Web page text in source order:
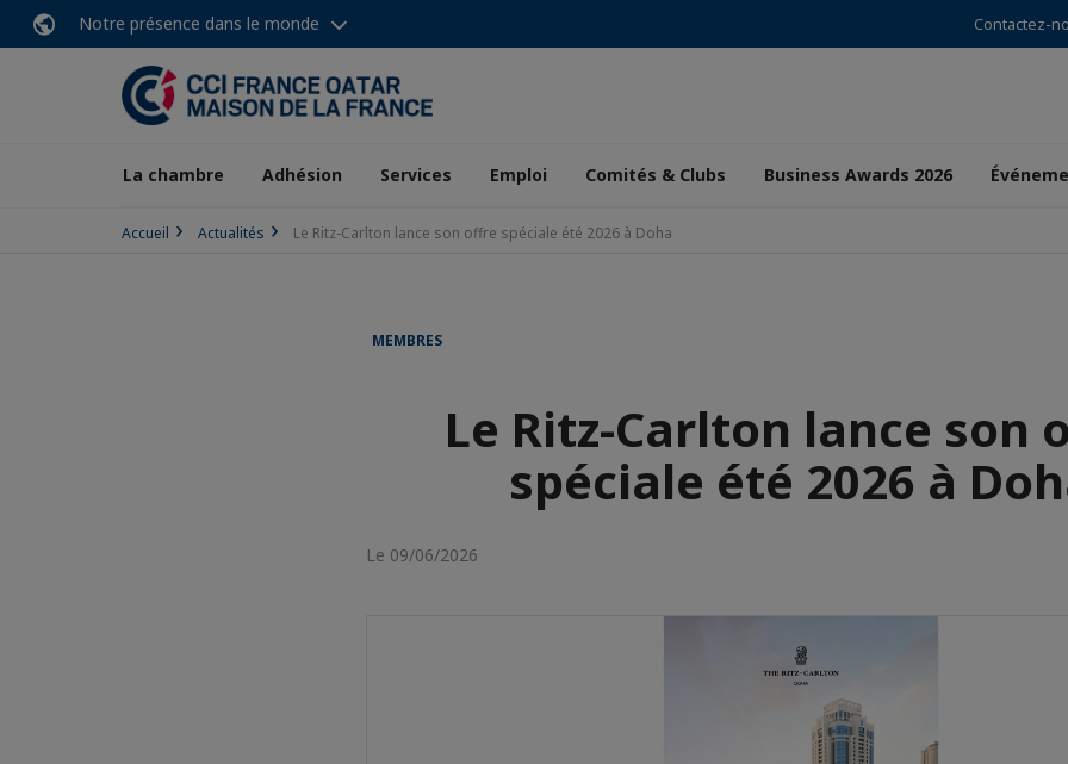
Notre présence dans le monde Contactez-
La chambre Adhésion Services Emploi Comités & Clubs Business Awards 2026
Accueil Actualités Le Ritz-Carlton lance son offre spéciale été 2026 à Doha
MEMBRES
Le Ritz-Carlton lance son
spéciale été 2026 à
Le 09/06/2026